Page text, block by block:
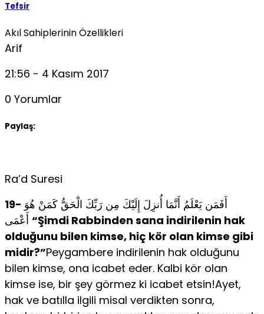
Tefsir
Akıl Sahiplerinin Özellikleri
Arif
21:56 - 4 Kasım 2017
0 Yorumlar
Paylaş:
Ra’d Suresi
19- أَفَمَن يَعْلَمُ أَنَّمَا أُنزِلَ إِلَيْكَ مِن رَبِّكَ الْحَقُّ كَمَنْ هُوَ
“Şimdi Rabbinden sana indirilenin hak
olduğunu bilen kimse, hiç kör olan kimse gibi
midir?”Peygambere indirilenin hak olduğunu
bilen kimse, ona icabet eder. Kalbi kör olan
kimse ise, bir şey görmez ki icabet etsin!Ayet,
hak ve batılla ilgili misal verdikten sonra,